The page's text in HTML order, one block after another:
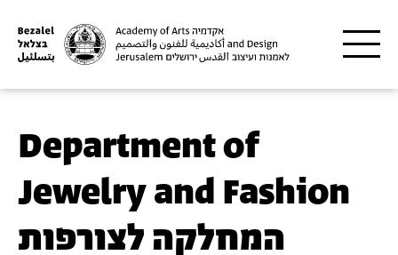
Department of
Jewelry and Fashion
המחלקה לצורפות